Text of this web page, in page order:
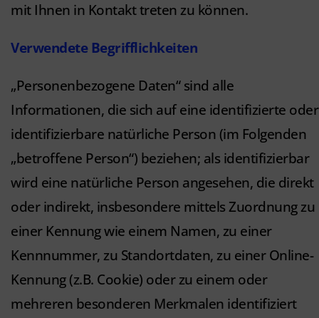
mit Ihnen in Kontakt treten zu können.
Verwendete Begrifflichkeiten
„Personenbezogene Daten“ sind alle
Informationen, die sich auf eine identifizierte oder
identifizierbare natürliche Person (im Folgenden
„betroffene Person“) beziehen; als identifizierbar
wird eine natürliche Person angesehen, die direkt
oder indirekt, insbesondere mittels Zuordnung zu
einer Kennung wie einem Namen, zu einer
Kennnummer, zu Standortdaten, zu einer Online-
Kennung (z.B. Cookie) oder zu einem oder
mehreren besonderen Merkmalen identifiziert